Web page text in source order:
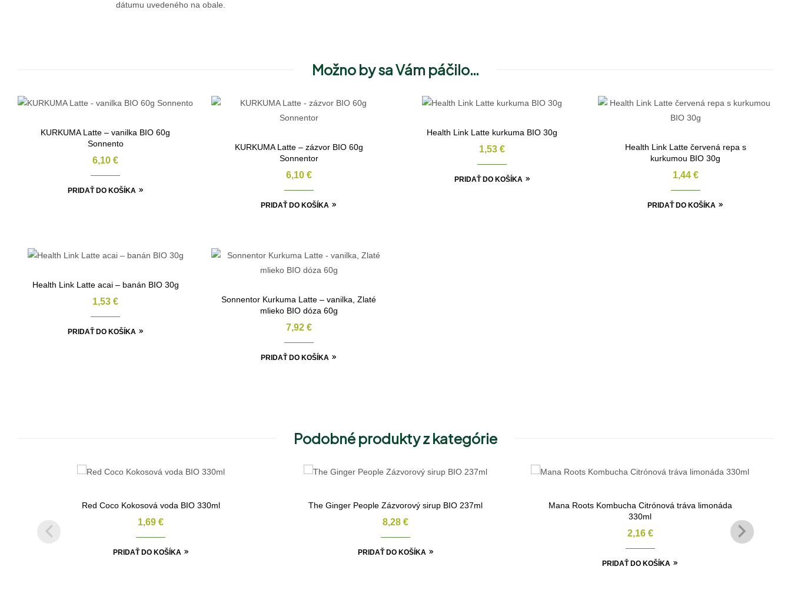
dátumu uvedeného na obale.
Možno by sa Vám páčilo…
KURKUMA Latte – vanilka BIO 60g
Sonnento
6,10€
PRIDAŤ DO KOŠÍKA
KURKUMA Latte – zázvor BIO 60g
Sonnentor
6,10 €
PRIDAŤ DO KOŠÍKA
Health Link Latte kurkuma BIO 30g
1,53€
PRIDAŤ DO KOŠÍKA
Health Link Latte červená repa s
kurkumou BIO 30g
1,44 €
PRIDAŤ DO KOŠÍKA
Health Link Latte acai – banán BIO 30g
1,53€
PRIDAŤ DO KOŠÍKA
Sonnentor Kurkuma Latte – vanilka, Zlaté
mlieko BIO dóza 60g
7,92 €
PRIDAŤ DO KOŠÍKA
Podobné produkty z kategórie
Red Coco Kokosová voda BIO 330ml
1,69€
PRIDAŤ DO KOŠÍKA
The Ginger People Zázvorový sirup BIO 237ml
8,28 €
PRIDAŤ DO KOŠÍKA
Mana Roots Kombucha Citrónová tráva limonáda
330ml
2,16 €
PRIDAŤ DO KOŠÍKA